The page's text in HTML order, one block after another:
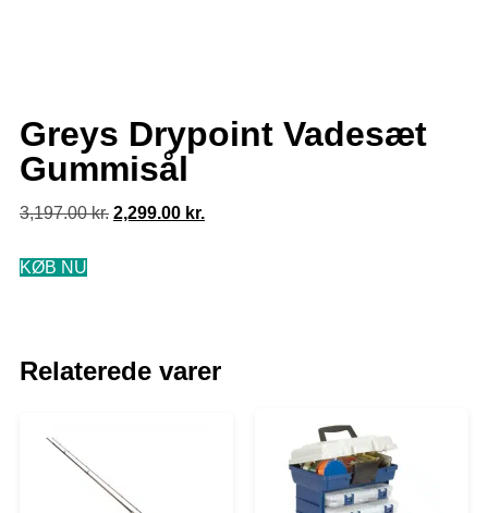
Greys Drypoint Vadesæt
Gummisål
3,197.00kr. 2,299.00 kr.
KØB NU
Relaterede varer